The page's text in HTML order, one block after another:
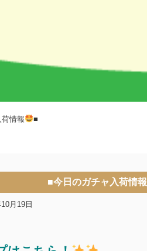
情報 ■
■今日のガチャ入荷情報
月19日